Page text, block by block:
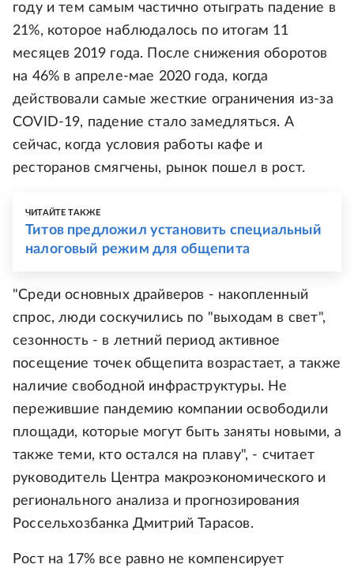
году и тем самым частично отыграть падение в
21%, которое наблюдалось по итогам 11
месяцев 2019 года. После снижения оборотов
на 46% в апреле-мае 2020 года, когда
действовали самые жесткие ограничения из-за
COVID-19, падение стало замедляться. А
сейчас, когда условия работы кафе и
ресторанов смягчены, рынок пошел в рост.
ЧИТАЙТЕ ТАКЖЕ
Титов предложил установить специальный
налоговый режим для общепита
"Среди основных драйверов - накопленный
спрос, люди соскучились по "выходам в свет",
сезонность - в летний период активное
посещение точек общепита возрастает, а также
наличие свободной инфраструктуры. Не
пережившие пандемию компании освободили
площади, которые могут быть заняты новыми, а
также теми, кто остался на плаву", - считает
руководитель Центра макроэкономического и
регионального анализа и прогнозирования
Россельхозбанка Дмитрий Тарасов.
Рост на 17% все равно не компенсирует